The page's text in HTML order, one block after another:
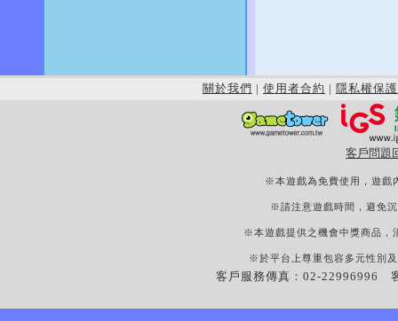
關於我們 | 使用者合約 | 隱私權保護
客戶問題
※本遊戲為免費使用，遊戲
※請注意遊戲時間，避免
※本遊戲提供之機會中獎商品，
※於平台上尊重包容多元性別
客戶服務傳真：02-22996996